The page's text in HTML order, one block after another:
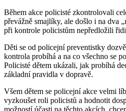
Během akce policisté zkontrolovali
převážně smajlíky, ale došlo i na dva
při kontrole policistům nepředložili
Děti se od policejní preventistky
kontrola probíhá a na co všechno se
Policisté dětem ukázali, jak probíhá
základní pravidla v dopravě.
Všem dětem se policejní akce velmi
vyzkoušet roli policistů a hodnotit
možností účasti na těchto akcích,